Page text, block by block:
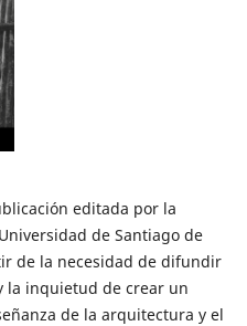
editada por la
de Santiago de
de la necesidad de difundir
la inquietud de crear un
de la arquitectura y el